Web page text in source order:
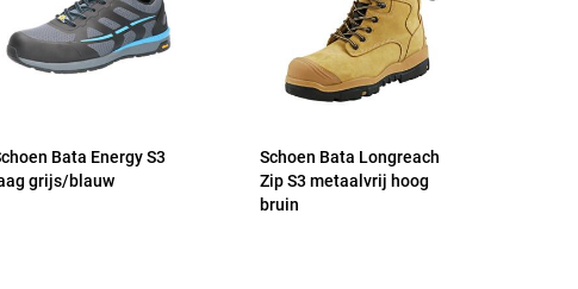
Bata Energy S3
grijs/blauw
Schoen Bata Longreach
Zip S3 metaalvrij hoog
bruin